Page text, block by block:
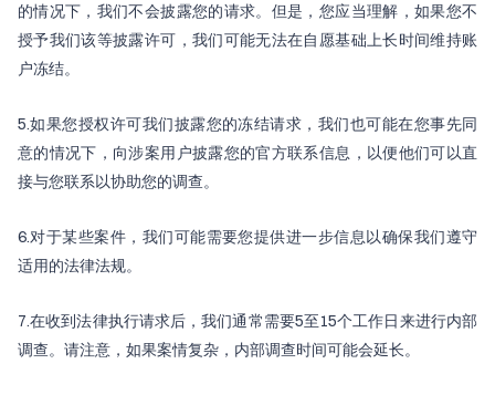
的情况下，我们不会披露您的请求。但是，您应当理解，如果您不
授予我们该等披露许可，我们可能无法在自愿基础上长时间维持账
户冻结。
5.如果您授权许可我们披露您的冻结请求，我们也可能在您事先同
意的情况下，向涉案用户披露您的官方联系信息，以便他们可以直
接与您联系以协助您的调查。
6.对于某些案件，我们可能需要您提供进一步信息以确保我们遵守
适用的法律法规。
7.在收到法律执行请求后，我们通常需要5至15个工作日来进行内部
调查。请注意，如果案情复杂，内部调查时间可能会延长。